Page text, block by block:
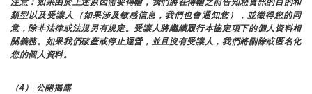
類型以及受讓人（如果涉及敏感信息，我們也會通知您），並徵得您的同
意，除非法律或法規另有規定。受讓人將繼續履行本協定項下的個人資料相
關義務。如果我們破產或停止運營，並且沒有受讓人，我們將刪除或匿名化
您的個人資料。
（4） 公開揭露